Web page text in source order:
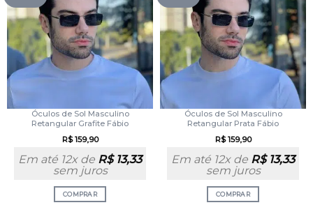
Óculos de Sol Masculino
Retangular Grafite Fábio
R$159,90
Em até 12x de R$13,33
sem juros
COMPRAR
Óculos de Sol Masculino
Retangular Prata Fábio
R$159,90
Em até 12x de R$13,33
sem juros
COMPRAR